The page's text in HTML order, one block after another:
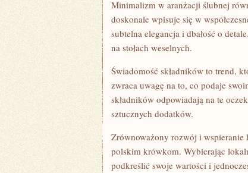
Minimalizm w aranżacji ślubnej
doskonale wpisuje się w
subtelna elegancja i dbałość o
na stołach weselnych.
Świadomość składników to trend,
zwraca uwagę na to, co podaje
składników odpowiadają na te
sztucznych dodatków.
Zrównoważony rozwój i
polskim krówkom. Wybierając
podkreślić swoje wartości i